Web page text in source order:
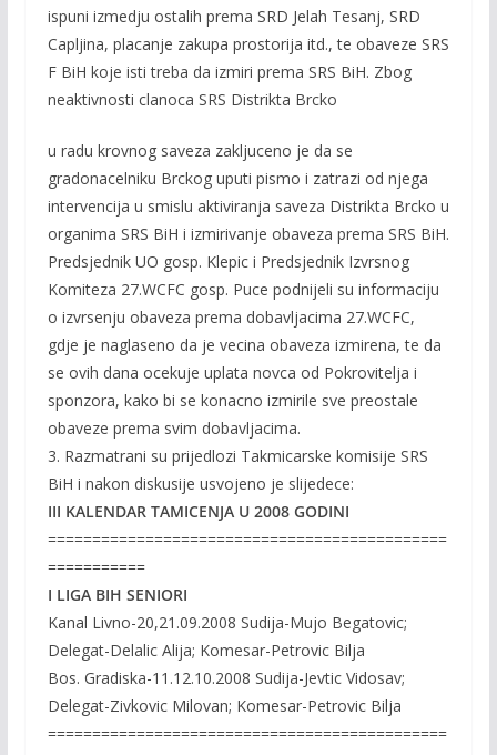
ispuni izmedju ostalih prema SRD Jelah Tesanj, SRD
Capljina, placanje zakupa prostorija itd., te obaveze SRS
F BiH koje isti treba da izmiri prema SRS BiH. Zbog
neaktivnosti clanoca SRS Distrikta Brcko
u radu krovnog saveza zakljuceno je da se
gradonacelniku Brckog uputi pismo i zatrazi od njega
intervencija u smislu aktiviranja saveza Distrikta Brcko u
organima SRS BiH i izmirivanje obaveza prema SRS BiH.
Predsjednik UO gosp. Klepic i Predsjednik Izvrsnog
Komiteza 27.WCFC gosp. Puce podnijeli su informaciju
o izvrsenju obaveza prema dobavljacima 27.WCFC,
gdje je naglaseno da je vecina obaveza izmirena, te da
se ovih dana ocekuje uplata novca od Pokrovitelja i
sponzora, kako bi se konacno izmirile sve preostale
obaveze prema svim dobavljacima.
3. Razmatrani su prijedlozi Takmicarske komisije SRS
BiH i nakon diskusije usvojeno je slijedece:
III KALENDAR TAMICENJA U 2008 GODINI
=============================================
===========
I LIGA BIH SENIORI
Kanal Livno-20,21.09.2008 Sudija-Mujo Begatovic;
Delegat-Delalic Alija; Komesar-Petrovic Bilja
Bos. Gradiska-11.12.10.2008 Sudija-Jevtic Vidosav;
Delegat-Zivkovic Milovan; Komesar-Petrovic Bilja
=============================================